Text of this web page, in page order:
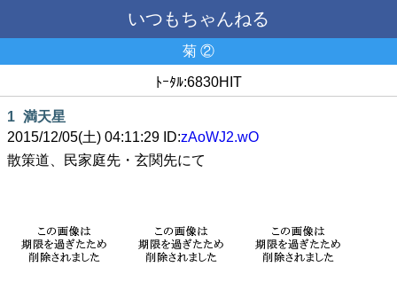
いつもちゃんねる
菊 ②
ﾄｰﾀﾙ:6830HIT
1 満天星
2015/12/05(土) 04:11:29 ID:zAoWJ2.wO
散策道、民家庭先・玄関先にて